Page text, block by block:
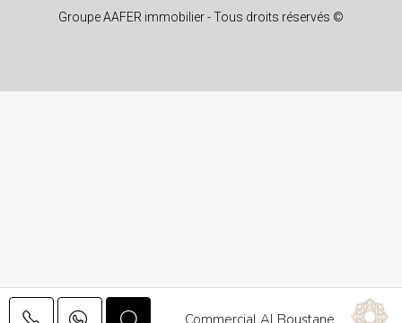
© Groupe AAFER immobilier - Tous droits réservés
Commercial Al Boustane